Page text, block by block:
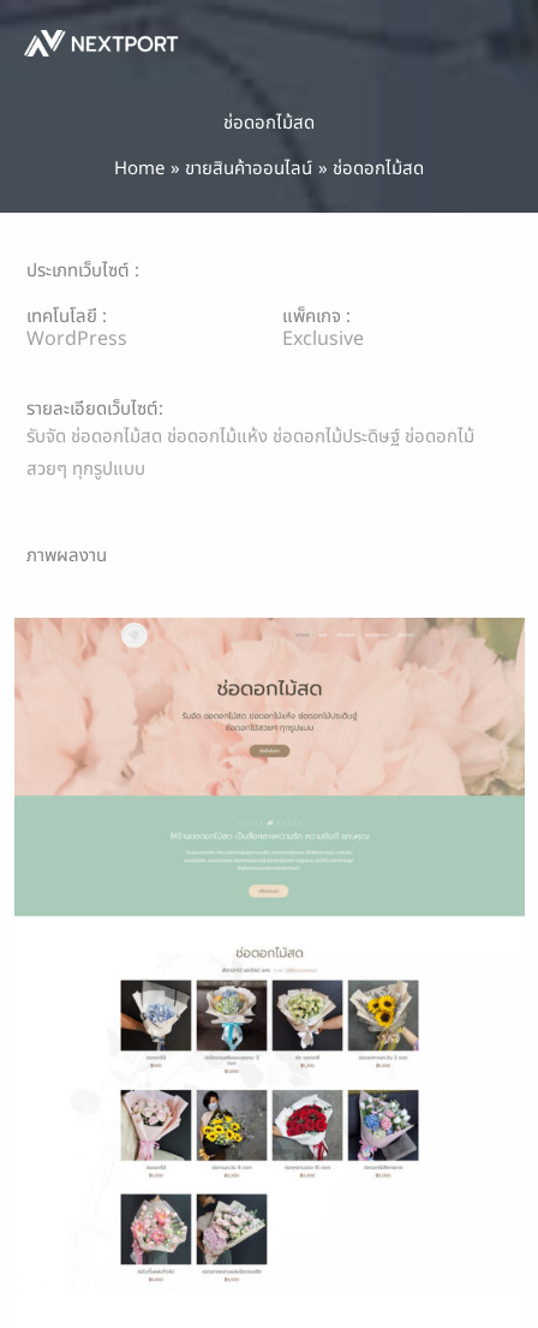
ช่อดอกไม้สด
Home
ขายสินค้าออนไลน์ ช่อดอกไม้สด
ประเภทเว็บไซต์ :
เทคโนโลยี :
WordPress
แพ็คเกจ :
Exclusive
รายละเอียดเว็บไซต์:
รับจัด ช่อดอกไม้สด ช่อดอกไม้แห้ง ช่อดอกไม้ประดิษฐ์ ช่อดอกไม้
สวยๆ ทุกรูปแบบ
ภาพผลงาน